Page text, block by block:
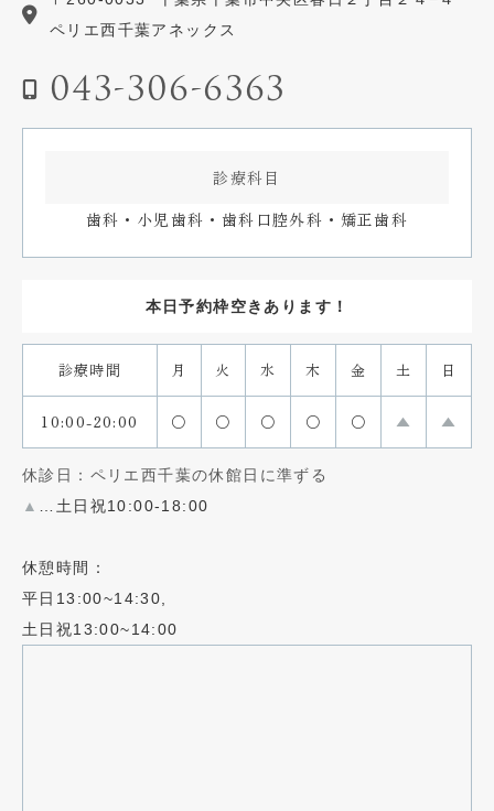
ペリエ西千葉アネックス
043-306-6363
診療科目
歯科・小児歯科・歯科口腔外科・矯正歯科
本日予約枠空きあります！
診療時間 月 火 水 木 金 土 日
10:00-20:00 〇 〇 〇 〇 〇 ▲ ▲
休診日：ペリエ西千葉の休館日に準ずる
▲ …土日祝10:00-18:00
休憩時間：
平日13:00~14:30,
土日祝13:00~14:00